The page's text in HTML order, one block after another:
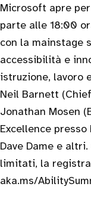
Microsoft apre
parte alle 18:00
con la mainstage
accessibilità e
istruzione, lavoro
Neil Barnett
Jonathan Mosen
Excellence
Dave Dame e
limitati, la
aka.ms/